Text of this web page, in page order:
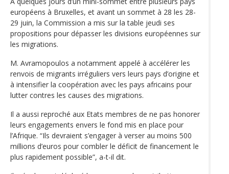
européens à Bruxelles, et avant un sommet à 28 les 28-
29 juin, la Commission a mis sur la table jeudi ses
propositions pour dépasser les divisions européennes sur
les migrations.
M. Avramopoulos a notamment appelé à accélérer les
renvois de migrants irréguliers vers leurs pays d’origine et
à intensifier la coopération avec les pays africains pour
lutter contres les causes des migrations.
Il a aussi reproché aux Etats membres de ne pas honorer
leurs engagements envers le fond mis en place pour
l’Afrique. “Ils devraient s’engager à verser au moins 500
millions d’euros pour combler le déficit de financement le
plus rapidement possible”, a-t-il dit.